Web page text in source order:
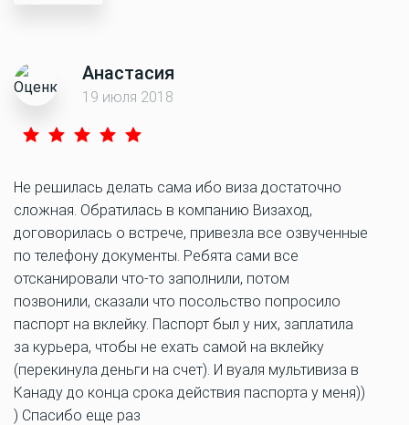
Анастасия
19 июля 2018
Не решилась делать сама ибо виза достаточно
сложная. Обратилась в компанию Визаход,
договорилась о встрече, привезла все озвученные
по телефону документы. Ребята сами все
отсканировали что-то заполнили, потом
позвонили, сказали что посольство попросило
паспорт на вклейку. Паспорт был у них, заплатила
за курьера, чтобы не ехать самой на вклейку
(перекинула деньги на счет). И вуаля мультивиза в
Канаду до конца срока действия паспорта у меня))
) Спасибо еще раз